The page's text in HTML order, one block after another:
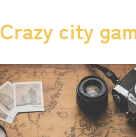
Crazy city